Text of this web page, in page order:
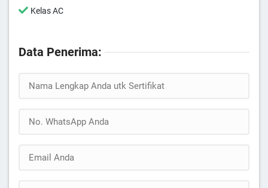
Kelas AC
Data Penerima: